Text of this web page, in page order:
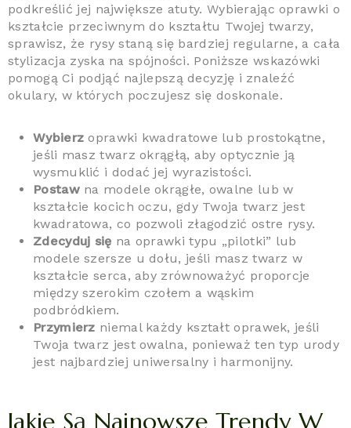
podkreślić jej największe atuty. Wybierając oprawki o
kształcie przeciwnym do kształtu Twojej twarzy,
sprawisz, że rysy staną się bardziej regularne, a cała
stylizacja zyska na spójności. Poniższe wskazówki
pomogą Ci podjąć najlepszą decyzję i znaleźć
okulary, w których poczujesz się doskonale.
Wybierz oprawki kwadratowe lub prostokątne,
jeśli masz twarz okrągłą, aby optycznie ją
wysmuklić i dodać jej wyrazistości.
Postawna modele okrągłe, owalne lub w
kształcie kocich oczu, gdy Twoja twarz jest
kwadratowa, co pozwoli złagodzić ostre rysy.
Zdecyduj się na oprawki typu „pilotki” lub
modele szersze u dołu, jeśli masz twarz w
kształcie serca, aby zrównoważyć proporcje
między szerokim czołem a wąskim
podbródkiem.
Przymierz niemal każdy kształt oprawek, jeśli
Twoja twarz jest owalna, ponieważ ten typ urody
jest najbardziej uniwersalny i harmonijny.
Jakie Są Najnowsze Trendy W